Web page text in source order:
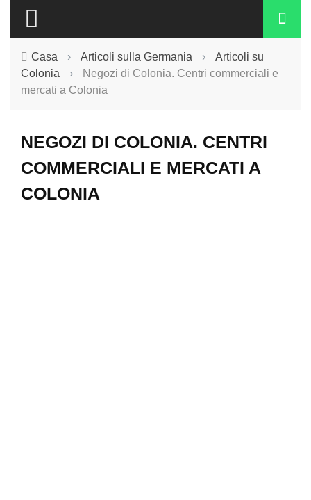
Casa › Articoli sulla Germania ›
Articoli su
Colonia
›
Negozi di Colonia. Centri commerciali e
mercati a Colonia
NEGOZI DI COLONIA. CENTRI
COMMERCIALI E MERCATI A
COLONIA